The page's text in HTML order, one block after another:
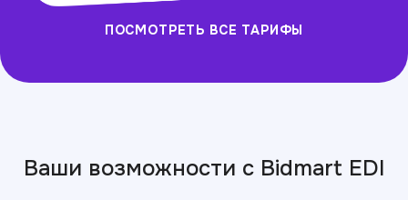
ПОСМОТРЕТЬ ВСЕ ТАРИФЫ
Ваши возможности с Bidmart EDI